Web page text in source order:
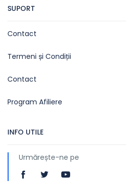
SUPORT
Contact
Termeni și Condiții
Contact
Program Afiliere
INFO UTILE
Urmărește-ne pe